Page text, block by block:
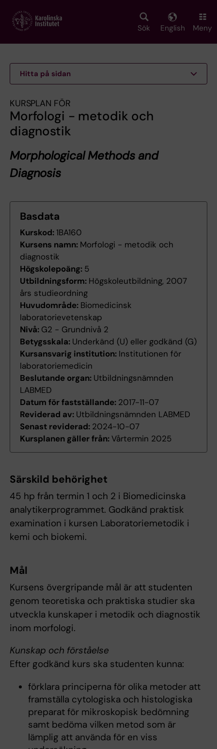
main
Sök English Meny
Hitta på sidan
KURSPLAN FÖR
Morfologi - metodik och
diagnostik
Morphological Methods and
Diagnosis
Basdata
Kurskod:1BA160
Kursens namn: Morfologi - metodik och
diagnostik
Högskolepoäng: 5
Utbildningsform: Högskoleutbildning, 2007
års studieordning
Huvudområde: Biomedicinsk
laboratorievetenskap
Nivå: G2 - Grundnivå 2
Betygsskala: Underkänd (U) eller godkänd (G)
Kursansvarig institution: Institutionen för
laboratoriemedicin
Beslutande organ: Utbildningsnämnden
LABMED
Datum för fastställande: 2017-11-07
Reviderad av: Utbildningsnämnden LABMED
Senast reviderad: 2024-10-07
Kursplanen gäller från:Vårtermin 2025
Särskild behörighet
45 hp från termin 1 och 2 i Biomedicinska
analytikerprogrammet. Godkänd praktisk
examination i kursen Laboratoriemetodik i
kemi och biokemi.
Mål
Kursens övergripande mål är att studenten
genom teoretiska och praktiska studier ska
utveckla kunskaper i metodik och diagnostik
inom morfologi.
Kunskap och förståelse
Efter godkänd kurs ska studenten kunna:
förklara principerna för olika metoder att
framställa cytologiska och histologiska
preparat för mikroskopisk bedömning
samt bedöma vilken metod som är
lämplig att använda för en viss